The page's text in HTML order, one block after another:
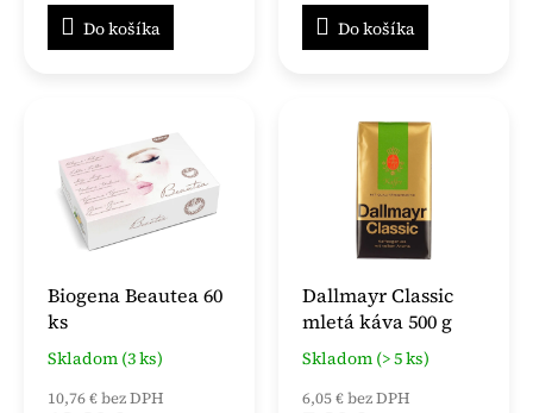
Do košíka Do košíka
Biogena Beautea 60
ks
Skladom (3 ks)
10,76 € bez DPH
Dallmayr Classic
mletá káva 500 g
Skladom (> 5 ks)
6,05 € bez DPH